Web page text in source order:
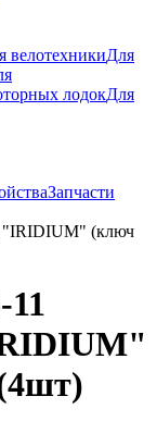
велотехникиДля
лодокДля
Запчасти
"IRIDIUM" (ключ